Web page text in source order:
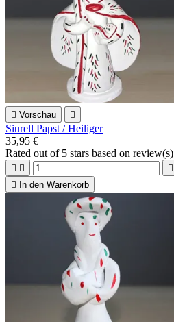
 Vorschau 
Siurell Papst / Heiliger
35,95 €
Rated out of 5 stars based on review(s)
  

In den Warenkorb